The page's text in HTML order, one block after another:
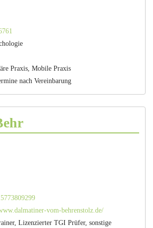
Praxis, Mobile Praxis
nach Vereinbarung
vom-behrenstolz.de/
Lizenzierter TGI Prüfer, sonstige